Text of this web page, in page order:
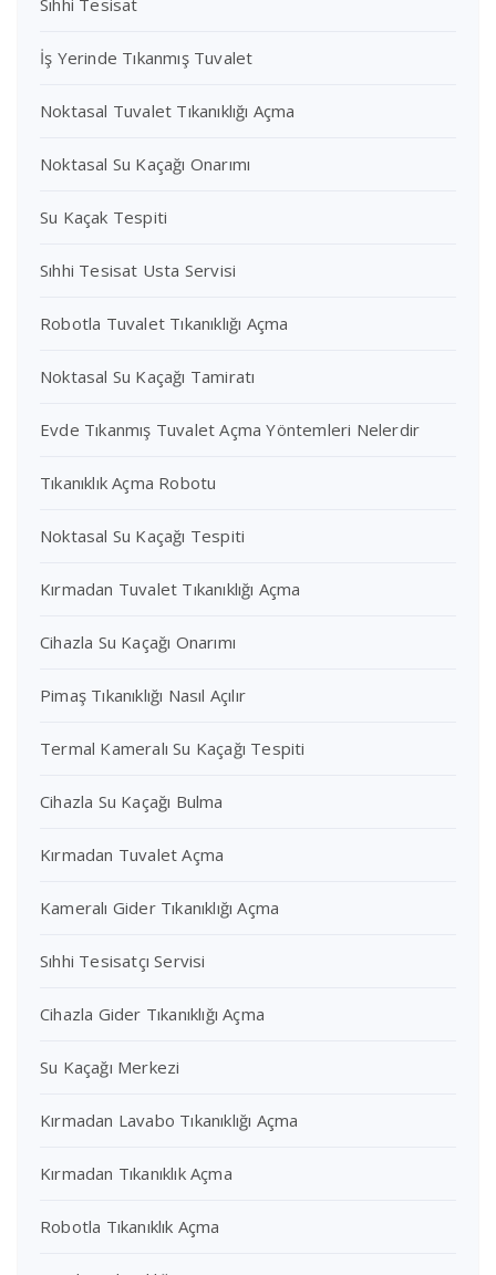
Sıhhi Tesisat
İş Yerinde Tıkanmış Tuvalet
Noktasal Tuvalet Tıkanıklığı Açma
Noktasal Su Kaçağı Onarımı
Su Kaçak Tespiti
Sıhhi Tesisat Usta Servisi
Robotla Tuvalet Tıkanıklığı Açma
Noktasal Su Kaçağı Tamiratı
Evde Tıkanmış Tuvalet Açma Yöntemleri Nelerdir
Tıkanıklık Açma Robotu
Noktasal Su Kaçağı Tespiti
Kırmadan Tuvalet Tıkanıklığı Açma
Cihazla Su Kaçağı Onarımı
Pimaş Tıkanıklığı Nasıl Açılır
Termal Kameralı Su Kaçağı Tespiti
Cihazla Su Kaçağı Bulma
Kırmadan Tuvalet Açma
Kameralı Gider Tıkanıklığı Açma
Sıhhi Tesisatçı Servisi
Cihazla Gider Tıkanıklığı Açma
Su Kaçağı Merkezi
Kırmadan Lavabo Tıkanıklığı Açma
Kırmadan Tıkanıklık Açma
Robotla Tıkanıklık Açma